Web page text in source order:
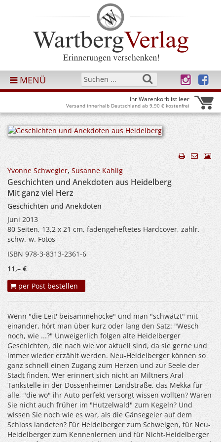
MENÜ
Ihr Warenkorb ist leer
Versand innerhalb Deutschland ab 9,90 € kostenfrei
Yvonne Schwegler, Susanne Kahlig
Geschichten und Anekdoten aus Heidelberg
Mit ganz viel Herz
Geschichten und Anekdoten
Juni 2013
80 Seiten, 13,2 x 21 cm, fadengeheftetes Hardcover, zahlr.
schw.-w. Fotos
ISBN 978-3-8313-2361-6
11,– €
per Post bestellen
Wenn "die Leit' beisammehocke" und man "schwätzt" mit
einander, hört man über kurz oder lang den Satz: "Wesch
noch, wie ...?" Unweigerlich folgen alte Heidelberger
Geschichten, die nach wie vor aktuell sind, da sie gerne und
immer wieder erzählt werden. Neu-Heidelberger können so
ganz schnell einen Zugang zum Herzen und zur Seele der
Stadt finden. Wer erinnert sich nicht an Miltners Aral
Tankstelle in der Dossenheimer Landstraße, das Mekka für
alle, "die wo" ihr Auto perfekt versorgt wissen wollten? Waren
Sie nicht auch früher im "Hutzelwald" zum Kegeln? Und
wissen Sie noch wie es war, als die Gänsegeier auf dem
Schloss landeten? Für Heidelberger zum Schwelgen, für Neu-
Heidelberger zum Kennenlernen und für Nicht-Heidelberger